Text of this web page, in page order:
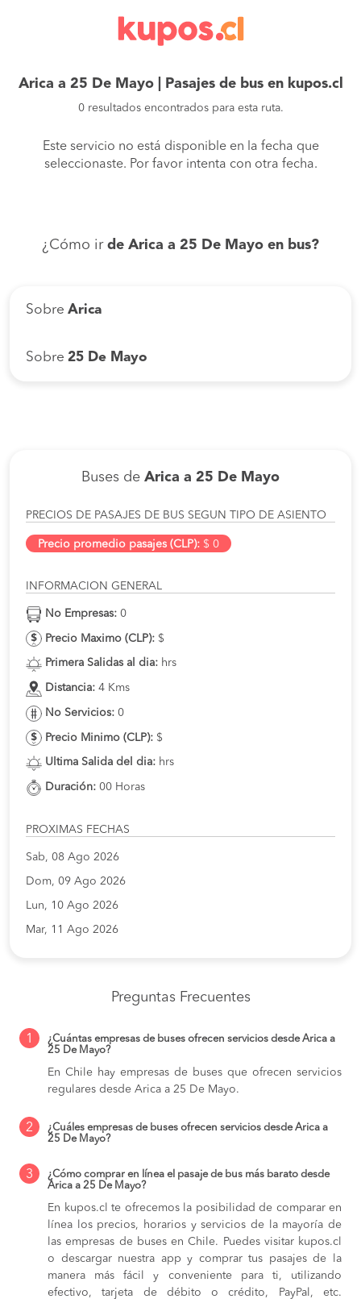
Arica a 25 De Mayo | Pasajes de bus en kupos.cl
0 resultados encontrados para esta ruta.
Este servicio no está disponible en la fecha que
seleccionaste. Por favor intenta con otra fecha.
¿Cómo ir de Arica a 25 De Mayo en bus?
Sobre Arica
Sobre 25 De Mayo
Buses de Arica a 25 De Mayo
PRECIOS DE PASAJES DE BUS SEGUN TIPO DE ASIENTO
Precio promedio pasajes (CLP): $ 0
INFORMACION GENERAL
No Empresas: 0
Precio Maximo (CLP): $
Primera Salidas al dia: hrs
Distancia: 4 Kms
No Servicios: 0
Precio Minimo (CLP): $
Ultima Salida del dia: hrs
Duración: 00 Horas
PROXIMAS FECHAS
Sab, 08 Ago 2026
Dom, 09 Ago 2026
Lun, 10 Ago 2026
Mar, 11 Ago 2026
Preguntas Frecuentes
1
¿Cuántas empresas de buses ofrecen servicios desde Arica a
25 De Mayo?
En Chile hay empresas de buses que ofrecen servicios
regulares desde Arica a 25 De Mayo.
2
¿Cuáles empresas de buses ofrecen servicios desde Arica a
25 De Mayo?
3
¿Cómo comprar en línea el pasaje de bus más barato desde
Arica a 25 De Mayo?
En kupos.cl te ofrecemos la posibilidad de comparar en
línea los precios, horarios y servicios de la mayoría de
las empresas de buses en Chile. Puedes visitar kupos.cl
o descargar nuestra app y comprar tus pasajes de la
manera más fácil y conveniente para ti, utilizando
efectivo, tarjeta de débito o crédito, PayPal, etc.